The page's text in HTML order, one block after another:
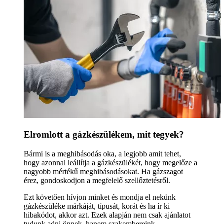
Elromlott a gázkészülékem, mit tegyek?
Bármi is a meghibásodás oka, a legjobb amit tehet,
hogy azonnal leállítja a gázkészülékét, hogy megelőze a
nagyobb mértékű meghibásodásokat. Ha gázszagot
érez, gondoskodjon a megfelelő szellőztetésről.
Ezt követően hívjon minket és mondja el nekünk
gázkészüléke márkáját, típusát, korát és ha ír ki
hibakódot, akkor azt. Ezek alapján nem csak ajánlatot